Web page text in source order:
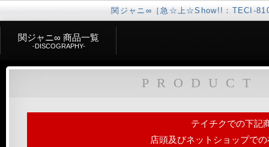
関ジャニ∞［急☆上☆Show!!：TECI-
関ジャニ∞ 商品一覧
-DISCOGRAPHY-
テイチクエンタテインメント IMPERIAL RECORDS 関ジャニ∞ デ
テイチクでの下記
店頭及びネットショップで